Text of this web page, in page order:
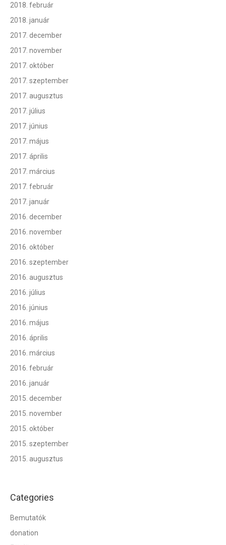
2018. február
2018. január
2017. december
2017. november
2017. október
2017. szeptember
2017. augusztus
2017. július
2017. június
2017. május
2017. április
2017. március
2017. február
2017. január
2016. december
2016. november
2016. október
2016. szeptember
2016. augusztus
2016. július
2016. június
2016. május
2016. április
2016. március
2016. február
2016. január
2015. december
2015. november
2015. október
2015. szeptember
2015. augusztus
Categories
Bemutatók
donation